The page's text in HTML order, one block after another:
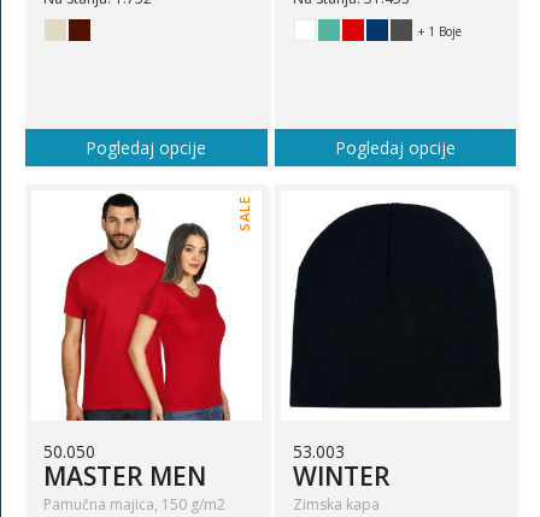
Pogledaj opcije
+ 1 Boje
Pogledaj opcije
SALE
50.050
MASTER MEN
Pamučna majica, 150 g/m2
53.003
WINTER
Zimska kapa